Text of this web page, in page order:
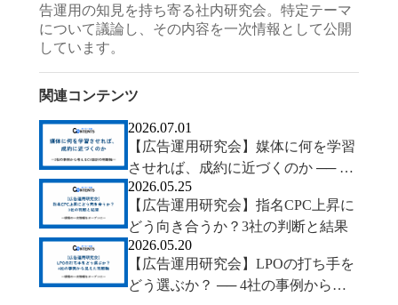
告運用の知見を持ち寄る社内研究会。特定テーマ
について議論し、その内容を一次情報として公開
しています。
関連コンテンツ
2026.07.01
【広告運用研究会】媒体に何を学習
させれば、成約に近づくのか ── 2
社の事例から考えるCV設計の判断
軸
2026.05.25
【広告運用研究会】指名CPC上昇に
どう向き合うか？3社の判断と結果
2026.05.20
【広告運用研究会】LPOの打ち手を
どう選ぶか？ ── 4社の事例から見